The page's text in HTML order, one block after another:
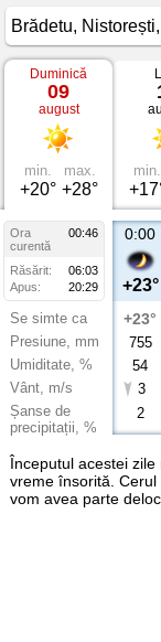
Vremea
Brădetu
Nistorești,
Județul
Vrancea
Duminică
09
august
min.
+20°
max.
+28°
min.
Ora
00:46
curentă
Răsărit:
06:03
Apus:
20:29
Se simte ca
Presiune, mm
Umiditate, %
Vânt, m/s
Șanse de
precipitații, %
0:00
+23°
+23°
755
54
3
2
Începutul acestei
vreme însorită.
vom avea parte